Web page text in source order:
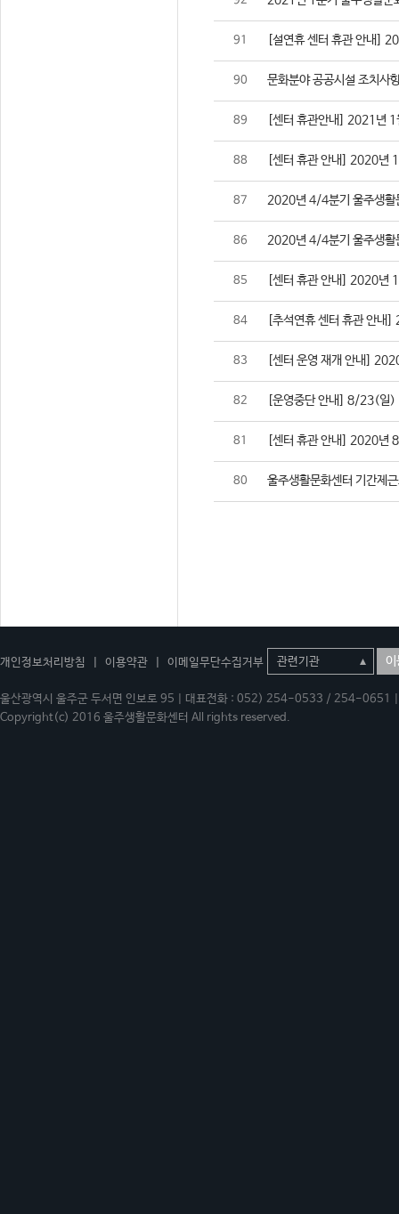
91 [설연휴 센터 휴관 안내
90 문화분야 공공시설 조치사
89 [센터 휴관안내] 2021년 1
88 [센터 휴관 안내] 2020년
87 2020년 4/4분기 울주생활
86 2020년 4/4분기 울주생활
85 [센터 휴관 안내] 2020년
84 [추석연휴 센터 휴관 안
83 [센터 운영 재개 안내]
82 [운영중단 안내] 8/23(일)
81 [센터 휴관 안내] 2020년
80 울주생활문화센터 기간제
개인정보처리방침 이용약관 이메일무단수집거부 이
울산광역시 울주군 두서면 인보로 95 | 대표전화 : 052) 254-0533 / 254-
Copyright(c) 2016 울주생활문화센터 All rights reserved.